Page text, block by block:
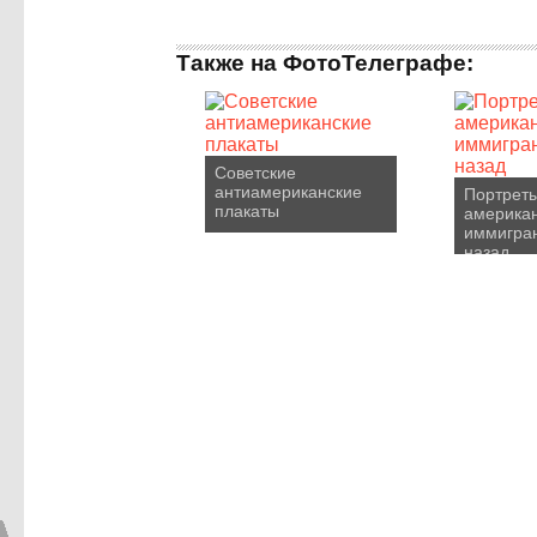
Также на ФотоТелеграфе:
Советские
антиамериканские
плакаты
назад